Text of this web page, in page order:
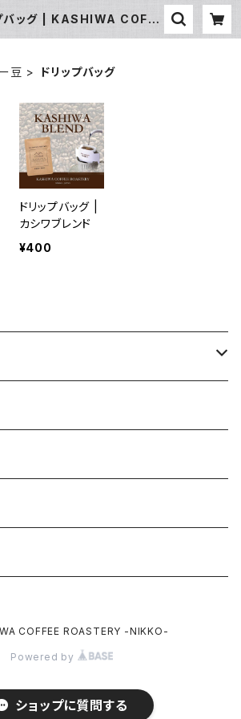
バッグ | KASHIWA COFFE
豆 ドリップバッグ
ドリップバッグ |
カシワブレンド
¥400
COFFEE ROASTERY -NIKKO-
Powered by
ショップに質問する